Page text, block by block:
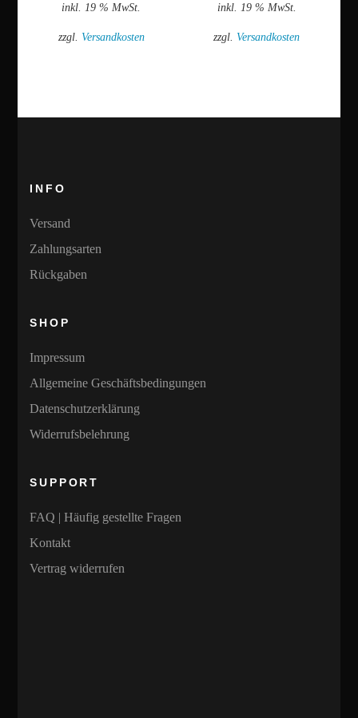
inkl. 19 % MwSt.
zzgl. Versandkosten
inkl. 19 % MwSt.
zzgl. Versandkosten
INFO
Versand
Zahlungsarten
Rückgaben
SHOP
Impressum
Allgemeine Geschäftsbedingungen
Datenschutzerklärung
Widerrufsbelehrung
SUPPORT
FAQ | Häufig gestellte Fragen
Kontakt
Vertrag widerrufen